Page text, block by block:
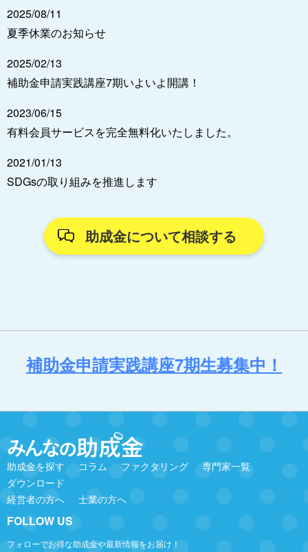
2025/08/11
夏季休業のお知らせ
2025/02/13
補助金申請実践講座7期いよいよ開講！
2023/06/15
有料会員サービスを完全無料化いたしました。
2021/01/13
SDGsの取り組みを推進します
助成金について相談する
補助金申請実践講座7期生募集中！
助成金を探す コラム ファクタリング
専門家一覧
ダウンロード
経営者の方へ
士業の方へ
FOLLOW US
フォローでお得な助成金や最新情報をお届け！